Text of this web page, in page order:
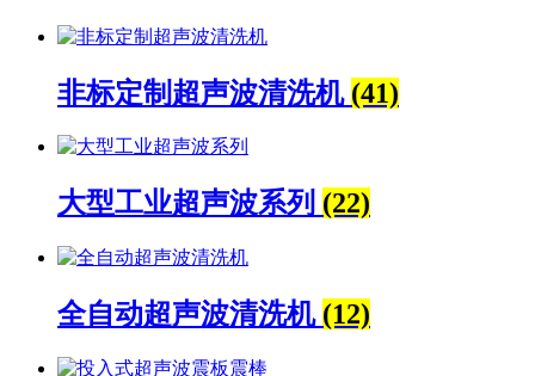
非标定制超声波清洗机 (41)
大型工业超声波系列 (22)
全自动超声波清洗机 (12)